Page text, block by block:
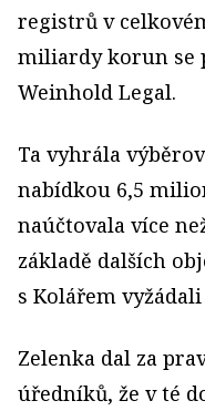
registrů v
miliardy korun se
Weinhold Legal.
Ta vyhrála
nabídkou 6,5
naúčtovala více
základě dalších
s Kolářem
Zelenka dal za
úředníků, že v té